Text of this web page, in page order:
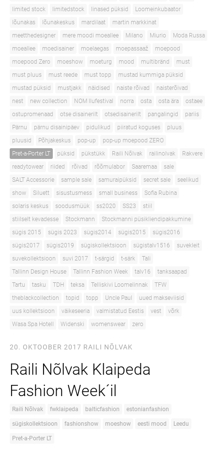
limited stock
limitedstock linased püksid
Loomeinkubaator
lõunakas
lõunakeskus mardilaat
martin markkinat
meetthedesigner
mere moodi moeallee Milano Miurio
Moda Russa
moeallee
moedisainer moelaegas moepassaaž
moepood
moepood Zero
moeshow moeturg mood multibränd
must
must pluus
must reede must topp
mustad kummiga püksid
mustad püksid
mustjakk näidised naiste rõivad
naisterõivad
nest
new collection NOM Ilufestival norra osta osta ära
ostaee
ostupromenaad
otse disainerilt otsedisainerilt pangalingid
pariis
Pärnu
pärnu disainipäev pidulikud piiratud koguses
pluus
pluusid
Põhjakeskus pop-up
pop-up moepood ZERO
Pret-a-Porter LT
püksid pükstükk Raili Nõlvak railinolvak
Rakvere
readytowear
riided rõivad rõõmulabor Saaremaa
sale
SALT Accessorie
sample sale samuraipüksid secret sale
seelikud
show
Siluett sisustusmess small business
Sofia Rubina
solaris keskus
soodusmüük ss2020 SS23
stiil
stiilselt kevadesse
Stockmann
Stockmanni püsikliendipakkumine
sügis 2015
sügis 2023 sügis2014 sügis2015
sügis2016
sügis2017
sügis2019 sügiskollektsioon sügistalv1516
suvekleit
suvekollektsioon
suvi 2017 t-särgid t-särk
Tali
Tallinn Design House
Tallinn Fashion Week talv16
tanksaapad
Tartu
tasku TDH teksa Telliskivi Loomelinnak
TFW
theblackcollection
topid topp Uncle Paul
uued makseviisid
uus kollektsioon
väikeseeria valmistatud Eestis vest
võrk
Wasa Spa Hotell
Widenski womenswear zero
20. OKTOOBER 2017 RAILI NÕLVAK
Raili Nõlvak Klaipeda
Fashion Week´il
Raili Nõlvak fwklaipeda balticfashion estonianfashion
sügiskollektsioon fashionshow moeshow eesti mood Leedu
Pret-a-Porter LT